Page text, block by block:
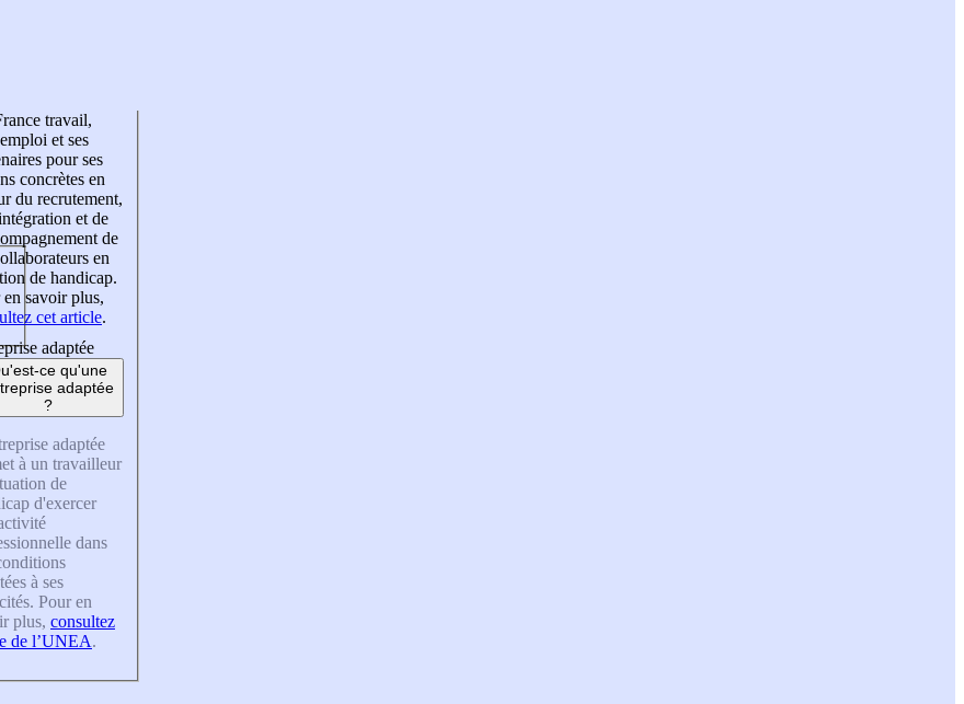
travail,
et ses
pour ses
concrètes en
du recrutement,
et de
de
en
de handicap.
en savoir plus,
cet article.
adaptée
ce qu'une
adaptée
?
adaptée
à un travailleur
de
d'exercer
dans
à ses
Pour en
plus, consultez
de l’UNEA.